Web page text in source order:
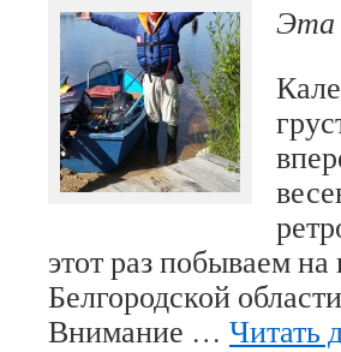
Эта
этот раз побываем
Белгородской
Внимание … Читать